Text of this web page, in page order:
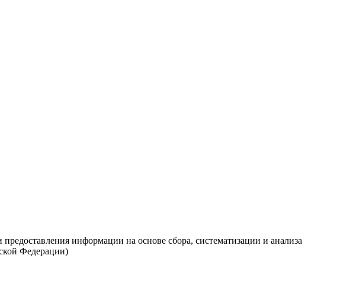
информации на основе сбора, систематизации и анализа
Федерации)